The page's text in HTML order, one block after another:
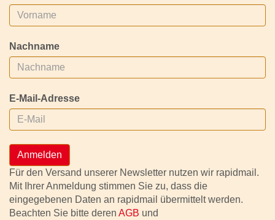
Nachname
E-Mail-Adresse
Anmelden
Für den Versand unserer Newsletter nutzen wir rapidmail.
Mit Ihrer Anmeldung stimmen Sie zu, dass die
eingegebenen Daten an rapidmail übermittelt werden.
Beachten Sie bitte deren AGB und